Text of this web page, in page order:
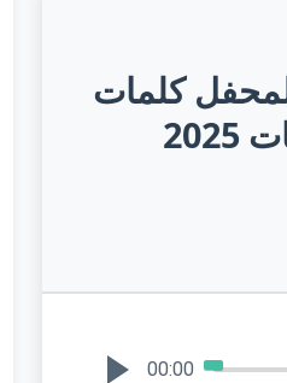
كلمات
00:00